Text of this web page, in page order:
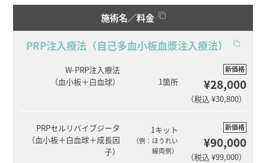
施術名／料金
PRP注入療法（自己多血小板血漿注入療法）
W-PRP注入療法
（血小板＋白血球）
1箇所
新価格
¥28,000
（税込 ¥30,800）
PRPセルリバイブジータ
（血小板＋白血球＋成長因
子）
1キット
（例：ほうれい
線両側）
新価格
¥90,000
（税込 ¥99,000）